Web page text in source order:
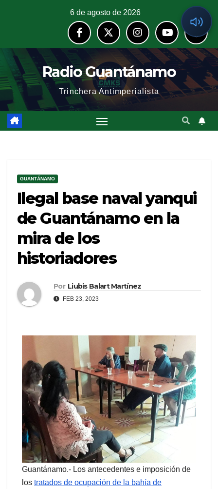
6 de agosto de 2026
Radio Guantánamo
Trinchera Antimperialista
GUANTÁNAMO
Ilegal base naval yanqui
de Guantánamo en la
mira de los
historiadores
Por Liubis Balart Martínez
FEB 23, 2023
Guantánamo.- Los antecedentes e imposición de
los tratados de ocupación de la bahía de